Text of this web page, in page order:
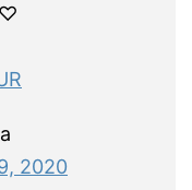
♡
2020